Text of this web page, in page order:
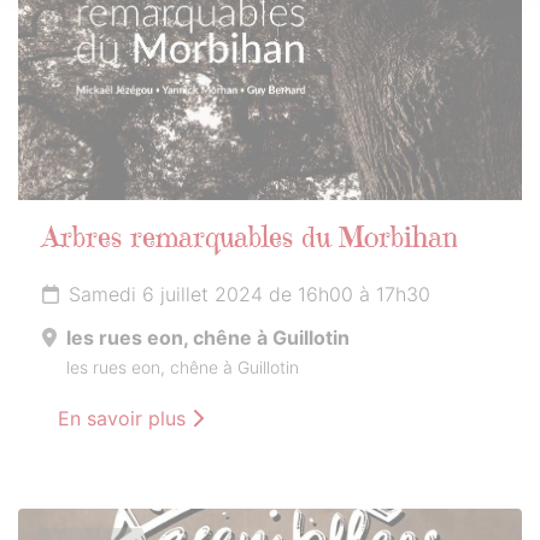
Arbres remarquables du Morbihan
Samedi 6 juillet 2024 de 16h00 à 17h30
les rues eon, chêne à Guillotin
les rues eon, chêne à Guillotin
En savoir plus